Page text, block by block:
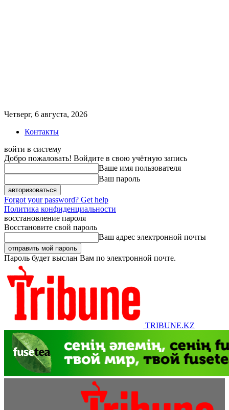
Четверг, 6 августа, 2026
Контакты
войти в систему
Добро пожаловать! Войдите в свою учётную запись
Ваше имя пользователя
Ваш пароль
Forgot your password? Get help
Политика конфиденциальности
восстановление пароля
Восстановите свой пароль
Ваш адрес электронной почты
Пароль будет выслан Вам по электронной почте.
TRIBUNE.KZ